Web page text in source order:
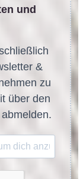
und
&
zu
über den